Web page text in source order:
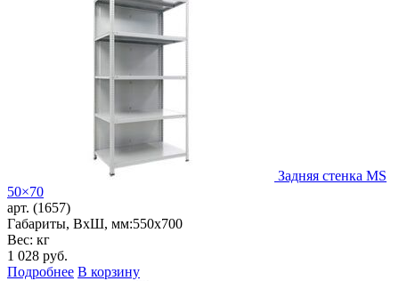
Задняя стенка MS
50×70
арт. (1657)
Габариты, ВxШ, мм:550x700
Вес: кг
1 028 руб.
Подробнее В корзину